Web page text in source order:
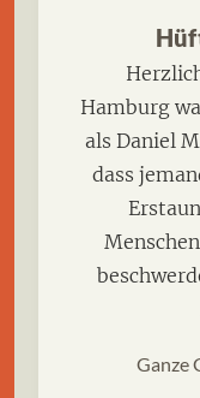
Hamburg
als Daniel
dass
Ganze